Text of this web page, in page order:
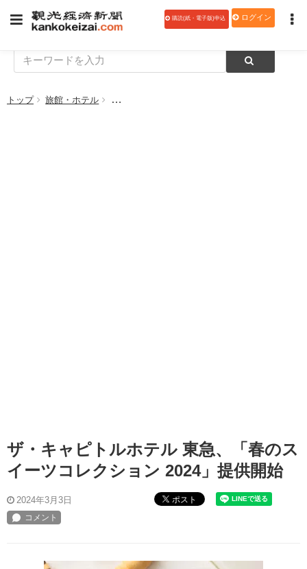
購読(紙・電子版)申込 ログイン
トップ 旅館・ホテル ザ・キャピトルホテル 東急、「春のスイーツコ
ザ・キャピトルホテル 東急、「春のス
イーツコレクション 2024」提供開始
2024年3月3日 ポスト